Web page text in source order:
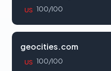
US 100/100
geocities.com
US 100/100